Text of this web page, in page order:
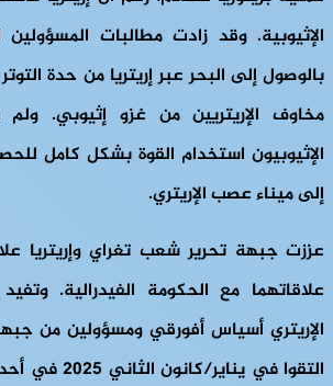
الإثيوبية. وقد زادت مطالبات المسؤولين
بالوصول إلى البحر عبر إريتريا من حدة
مخاوف الإريتريين من غزو إثيوبي.
الإثيوبيون استخدام القوة بشكل كامل
إلى ميناء عصب الإريتري.
عززت جبهة تحرير شعب تغراي وإريتريا
علاقاتهما مع الحكومة الفيدرالية.
الإريتري أسياس أفورقي ومسؤولين من
التقوا في